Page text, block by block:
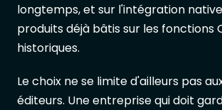
longtemps, et sur l'intégration
produits déjà bâtis sur les fonctions
historiques.
Le choix ne se limite d'ailleurs pas
éditeurs. Une entreprise qui doit